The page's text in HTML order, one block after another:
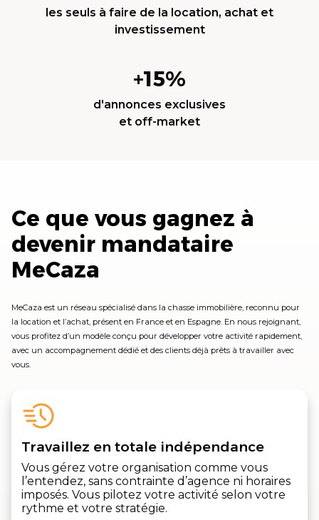
les seuls à faire de la location, achat et
investissement
+15%
d'annonces exclusives
et off-market
Ce que vous gagnez à
devenir mandataire
MeCaza
MeCaza est un réseau spécialisé dans la chasse immobilière, reconnu pour
la location et l’achat, présent en France et en Espagne. En nous rejoignant,
vous profitez d’un modèle conçu pour développer votre activité rapidement,
avec un accompagnement dédié et des clients déjà prêts à travailler avec
vous.
Travaillez en totale indépendance
Vous gérez votre organisation comme vous
l’entendez, sans contrainte d’agence ni horaires
imposés. Vous pilotez votre activité selon votre
rythme et votre stratégie.